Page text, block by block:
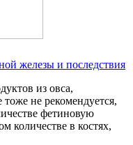
железы и последствия
из овса,
не рекомендуется,
фетиновую
количестве в костях,